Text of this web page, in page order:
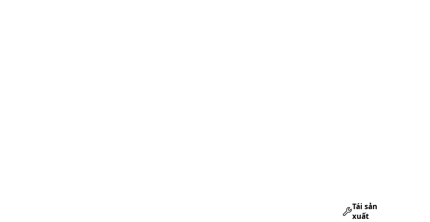
Tái sản
xuất